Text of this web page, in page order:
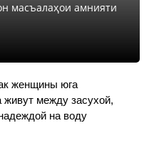
масъалаҳои амнияти
женщины юга
живут между засухой,
на воду